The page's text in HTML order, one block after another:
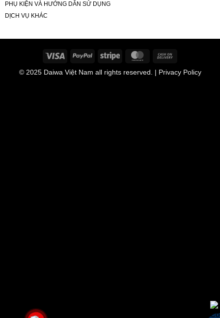
PHỤ KIỆN VÀ HƯỚNG DẪN SỬ DỤNG
DỊCH VỤ KHÁC
Visa PayPal Stripe MasterCard
Delivery
© 2025 Daiwa Việt Nam all rights reserved. | Privacy Policy